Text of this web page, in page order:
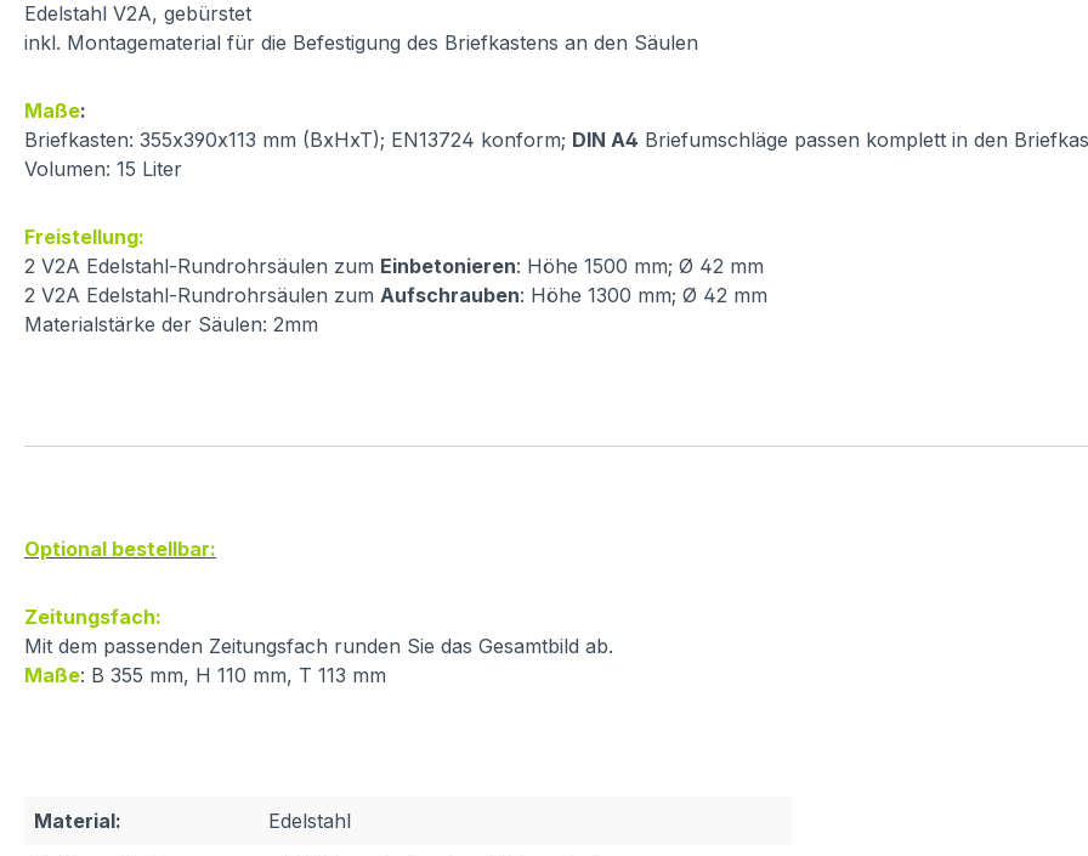
Edelstahl V2A, gebürstet
inkl. Montagematerial für die Befestigung des Briefkastens an den Säulen
Maße:
Briefkasten: 355x390x113 mm (BxHxT); EN13724 konform; DIN A4 Briefumschläge passen komplett in den
Volumen: 15 Liter
Freistellung:
2 V2A Edelstahl-Rundrohrsäulen zum Einbetonieren: Höhe 1500 mm; Ø 42 mm
2 V2A Edelstahl-Rundrohrsäulen zum Aufschrauben: Höhe 1300 mm; Ø 42 mm
Materialstärke der Säulen: 2mm
Optional bestellbar:
Zeitungsfach:
Mit dem passenden Zeitungsfach runden Sie das Gesamtbild ab.
Maße: B 355 mm, H 110 mm, T 113 mm
Material:
Edelstahl